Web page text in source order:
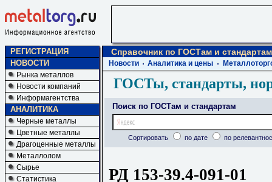
РЕГИСТРАЦИЯ
НОВОСТИ
Рынка металлов
Новости компаний
Информагентства
АНАЛИТИКА
Черные металлы
Цветные металлы
Драгоценные металлы
Металлолом
Сырье
Статистика
Справочник по ГОСТам и стандартам
Новости Аналитика и цены
ГОСТы, стандарты,
Поиск по ГОСТам и стандартам
Сортировать по дате по
РД 153-39.4-091-01